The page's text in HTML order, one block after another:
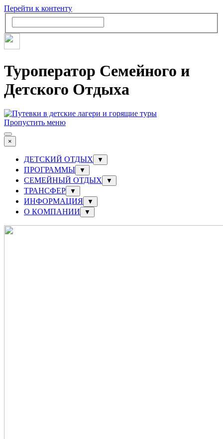
Перейти к контенту
Туроператор Семейного и
Детского Отдыха
Пропустить меню
×
ДЕТСКИЙ ОТДЫХ ▼
ПРОГРАММЫ ▼
СЕМЕЙНЫЙ ОТДЫХ ▼
ТРАНСФЕР ▼
ИНФОРМАЦИЯ ▼
О КОМПАНИИ ▼